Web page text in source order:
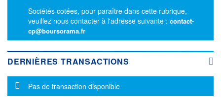
Sociétés cotées, pour paraître dans cette rubrique,
veuillez nous contacter à l'adresse suivante : contact-
cp@boursorama.fr
DERNIÈRES TRANSACTIONS
Message d'information
Pas de transaction disponible